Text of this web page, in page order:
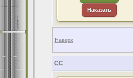
Наказать
Наверх
CC